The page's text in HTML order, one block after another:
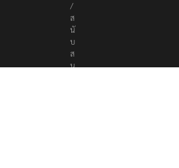
า
/
ส
นั
บ
ส